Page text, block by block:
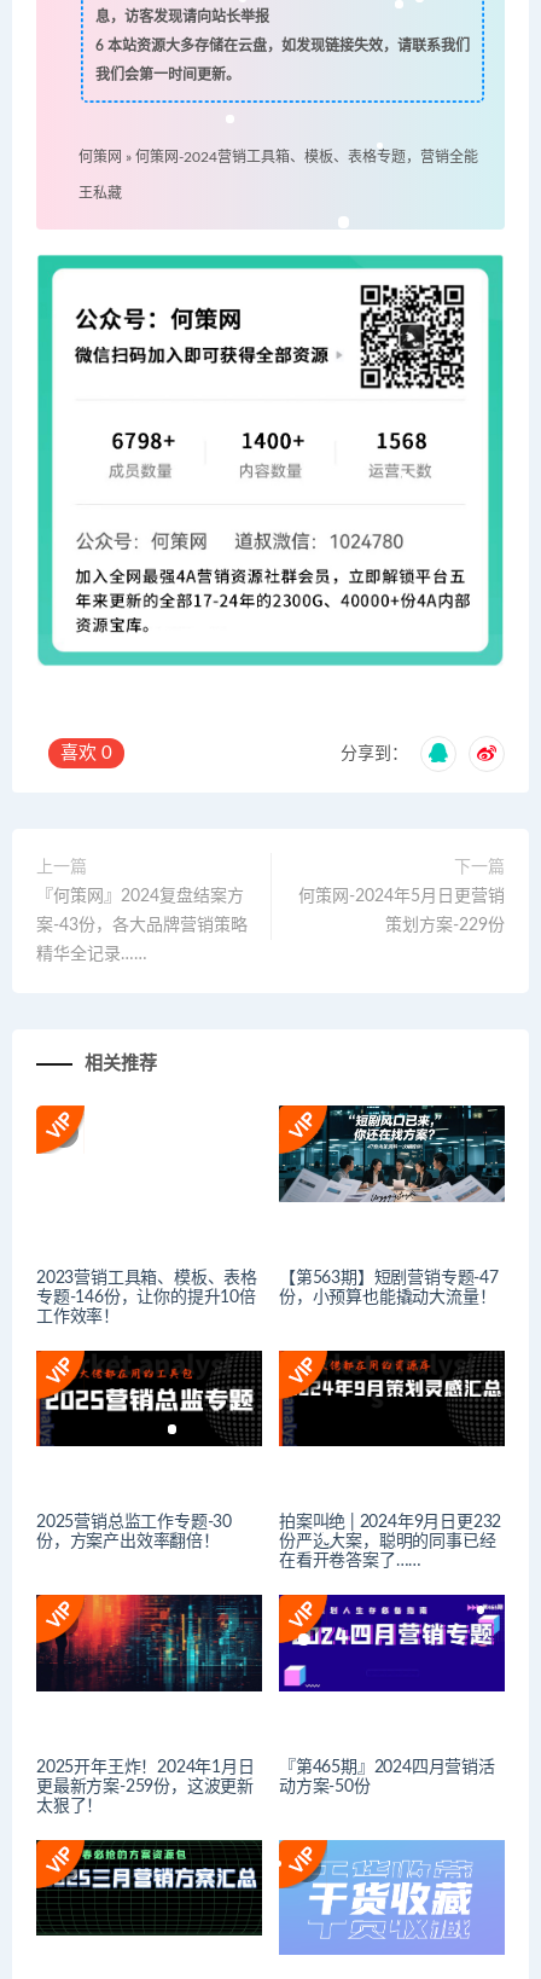
息，访客发现请向站长举报
6本站资源大多存储在云盘，如发现链接失效，请联系我们
我们会第一时间更新。
何策网 » 何策网-2024营销工具箱、模板、表格专题，营销全能
王私藏
喜欢 0 分享到：
上一篇
『何策网』2024复盘结案方
案-43份，各大品牌营销策略
精华全记录……
下一篇
何策网-2024年5月日更营销
策划方案-229份
相关推荐
2023营销工具箱、模板、表格
专题-146份，让你的提升10倍
工作效率！
【第563期】短剧营销专题-47
份，小预算也能撬动大流量！
2025营销总监工作专题-30
份，方案产出效率翻倍！
拍案叫绝 | 2024年9月日更232
份严选大案，聪明的同事已经
在看开卷答案了……
2025开年王炸！2024年1月日
更最新方案-259份，这波更新
太狠了！
『第465期』2024四月营销活
动方案-50份